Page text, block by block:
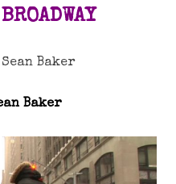
Baker
Baker